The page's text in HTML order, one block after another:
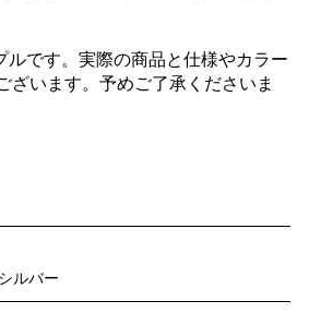
です。実際の商品と仕様やカラー
ざいます。予めご了承くださいま
ルバー